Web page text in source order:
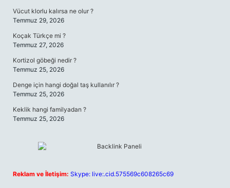
Vücut klorlu kalırsa ne olur ?
Temmuz 29, 2026
Koçak Türkçe mi ?
Temmuz 27, 2026
Kortizol göbeği nedir ?
Temmuz 25, 2026
Denge için hangi doğal taş kullanılır ?
Temmuz 25, 2026
Keklik hangi familyadan ?
Temmuz 25, 2026
Reklam ve İletişim: Skype: live:.cid.575569c608265c69